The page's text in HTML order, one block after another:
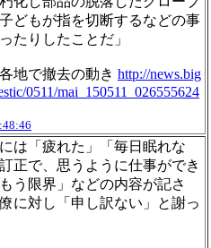
どもが指を切断するなどの事
たりしたことだ」
地で撤去の動き http://news.big
0511/mai_150511_026555624
は「疲れた」「毎日眠れな
正で、思うように仕事ができ
う限界」などの内容が記さ
に対し「申し訳ない」と謝っ